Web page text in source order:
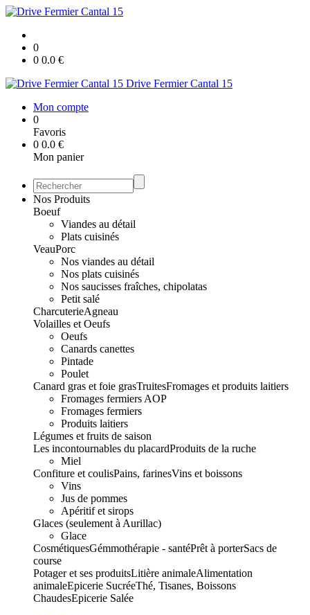
0
0 0.0 €
Drive Fermier Cantal 15
Mon compte
0
Favoris
0 0.0 €
Mon panier
Nos Produits
Boeuf
Viandes au détail
Plats cuisinés
VeauPorc
Nos viandes au détail
Nos plats cuisinés
Nos saucisses fraîches, chipolatas
Petit salé
CharcuterieAgneau
Volailles et Oeufs
Oeufs
Canards canettes
Pintade
Poulet
Canard gras et foie grasTruitesFromages et produits laitiers
Fromages fermiers AOP
Fromages fermiers
Produits laitiers
Légumes et fruits de saison
Les incontournables du placardProduits de la ruche
Miel
Confiture et coulisPains, farinesVins et boissons
Vins
Jus de pommes
Apéritif et sirops
Glaces (seulement à Aurillac)
Glace
CosmétiquesGémmothérapie - santéPrêt à porterSacs de
course
Potager et ses produitsLitière animaleAlimentation
animaleEpicerie SucréeThé, Tisanes, Boissons
ChaudesEpicerie Salée